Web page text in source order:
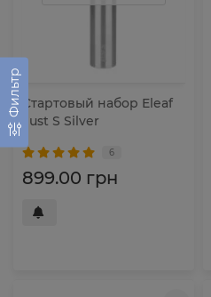
Фильтр
Стартовый набор Eleaf
Ijust S Silver
6
899.00 грн